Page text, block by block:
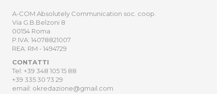
A-COM Absolutely Communication soc. coop.
Via G.B.Belzoni 8
00154 Roma
P.IVA: 14078821007
REA: RM - 1494729
CONTATTI
Tel: +39 348 105 15 88
+39 335 30 73 29
email: okredazione@gmail.com